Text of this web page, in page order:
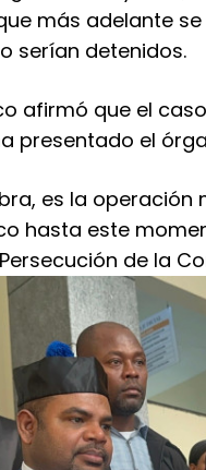
más adelante
serían detenidos.
afirmó que el
presentado el
es la
hasta este
de la